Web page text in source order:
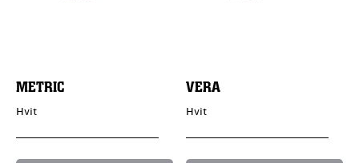
METRIC
Hvit
VERA
Hvit